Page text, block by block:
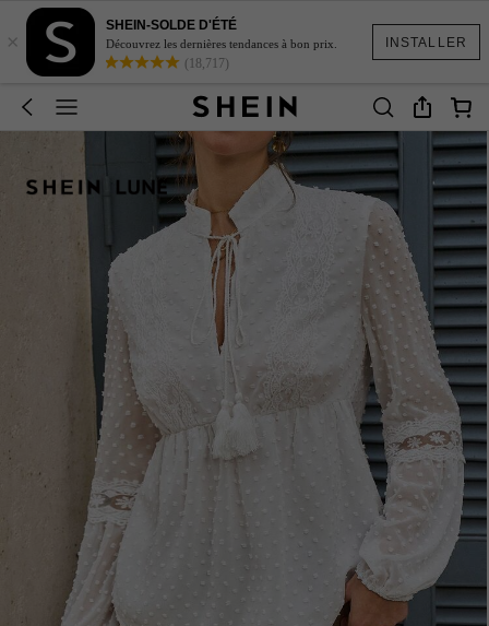
INSTALLER
×
SHEIN-SOLDE D'ÉTÉ
Découvrez les dernières tendances à bon prix.
(18,717)